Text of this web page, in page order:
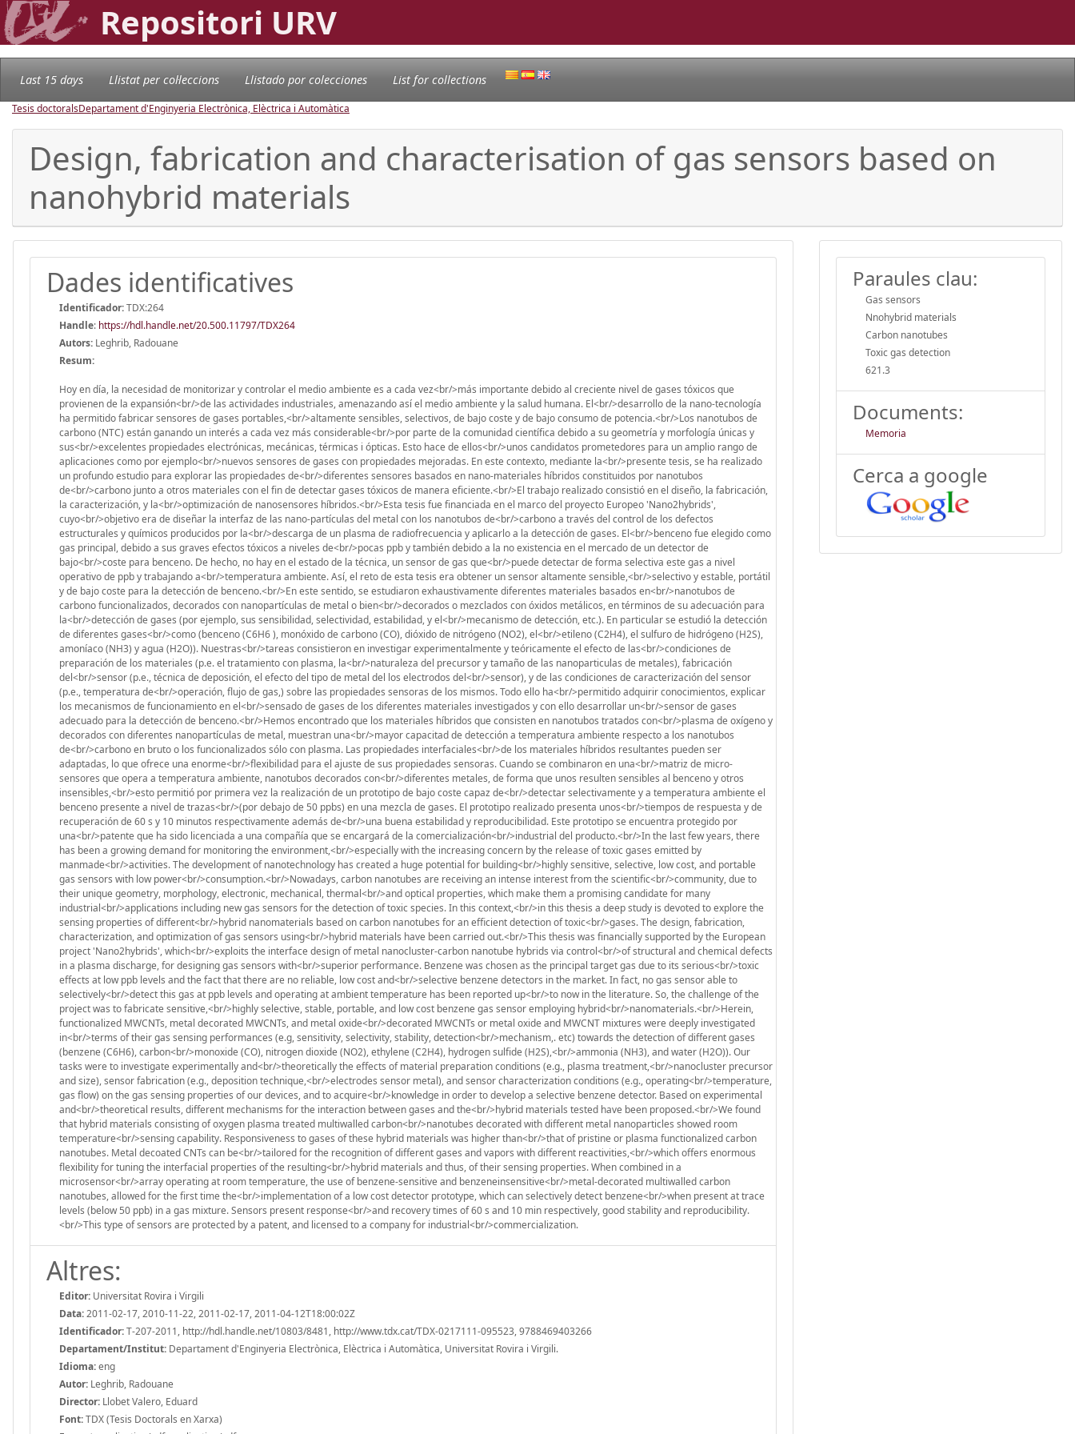
Repositori URV
Last 15 days Llistat per col·leccions Llistado por colecciones List for collections
Tesis doctoralsDepartament d'Enginyeria Electrònica, Elèctrica i Automàtica
Design, fabrication and characterisation of gas sensors based on
nanohybrid materials
Dades identificatives
Identificador:TDX:264
Handle: https://hdl.handle.net/20.500.11797/TDX264
Autors: Leghrib, Radouane
Resum:
Hoy en día, la necesidad de monitorizar y controlar el medio ambiente es a cada vez<br/>más importante debido al creciente nivel de gases tóxicos que
provienen de la expansión<br/>de las actividades industriales, amenazando así el medio ambiente y la salud humana. El<br/>desarrollo de la nano-tecnología
ha permitido fabricar sensores de gases portables,<br/>altamente sensibles, selectivos, de bajo coste y de bajo consumo de potencia.<br/>Los nanotubos de
carbono (NTC) están ganando un interés a cada vez más considerable<br/>por parte de la comunidad científica debido a su geometría y morfología únicas y
sus<br/>excelentes propiedades electrónicas, mecánicas, térmicas i ópticas. Esto hace de ellos<br/>unos candidatos prometedores para un amplio rango de
aplicaciones como por ejemplo<br/>nuevos sensores de gases con propiedades mejoradas. En este contexto, mediante la<br/>presente tesis, se ha realizado
un profundo estudio para explorar las propiedades de<br/>diferentes sensores basados en nano-materiales híbridos constituidos por nanotubos
de<br/>carbono junto a otros materiales con el fin de detectar gases tóxicos de manera eficiente.<br/>El trabajo realizado consistió en el diseño, la fabricación,
la caracterización, y la<br/>optimización de nanosensores híbridos.<br/>Esta tesis fue financiada en el marco del proyecto Europeo 'Nano2hybrids',
cuyo<br/>objetivo era de diseñar la interfaz de las nano-partículas del metal con los nanotubos de<br/>carbono a través del control de los defectos
estructurales y químicos producidos por la<br/>descarga de un plasma de radiofrecuencia y aplicarlo a la detección de gases. El<br/>benceno fue elegido como
gas principal, debido a sus graves efectos tóxicos a niveles de<br/>pocas ppb y también debido a la no existencia en el mercado de un detector de
bajo<br/>coste para benceno. De hecho, no hay en el estado de la técnica, un sensor de gas que<br/>puede detectar de forma selectiva este gas a nivel
operativo de ppb y trabajando a<br/>temperatura ambiente. Así, el reto de esta tesis era obtener un sensor altamente sensible,<br/>selectivo y estable, portátil
y de bajo coste para la detección de benceno.<br/>En este sentido, se estudiaron exhaustivamente diferentes materiales basados en<br/>nanotubos de
carbono funcionalizados, decorados con nanopartículas de metal o bien<br/>decorados o mezclados con óxidos metálicos, en términos de su adecuación para
la<br/>detección de gases (por ejemplo, sus sensibilidad, selectividad, estabilidad, y el<br/>mecanismo de detección, etc.). En particular se estudió la detección
de diferentes gases<br/>como (benceno (C6H6 ), monóxido de carbono (CO), dióxido de nitrógeno (NO2), el<br/>etileno (C2H4), el sulfuro de hidrógeno (H2S),
amoníaco (NH3) y agua (H2O)). Nuestras<br/>tareas consistieron en investigar experimentalmente y teóricamente el efecto de las<br/>condiciones de
preparación de los materiales (p.e. el tratamiento con plasma, la<br/>naturaleza del precursor y tamaño de las nanoparticulas de metales), fabricación
del<br/>sensor (p.e., técnica de deposición, el efecto del tipo de metal del los electrodos del<br/>sensor), y de las condiciones de caracterización del sensor
(p.e., temperatura de<br/>operación, flujo de gas,) sobre las propiedades sensoras de los mismos. Todo ello ha<br/>permitido adquirir conocimientos, explicar
los mecanismos de funcionamiento en el<br/>sensado de gases de los diferentes materiales investigados y con ello desarrollar un<br/>sensor de gases
adecuado para la detección de benceno.<br/>Hemos encontrado que los materiales híbridos que consisten en nanotubos tratados con<br/>plasma de oxígeno y
decorados con diferentes nanopartículas de metal, muestran una<br/>mayor capacitad de detección a temperatura ambiente respecto a los nanotubos
de<br/>carbono en bruto o los funcionalizados sólo con plasma. Las propiedades interfaciales<br/>de los materiales híbridos resultantes pueden ser
adaptadas, lo que ofrece una enorme<br/>flexibilidad para el ajuste de sus propiedades sensoras. Cuando se combinaron en una<br/>matriz de micro-
sensores que opera a temperatura ambiente, nanotubos decorados con<br/>diferentes metales, de forma que unos resulten sensibles al benceno y otros
insensibles,<br/>esto permitió por primera vez la realización de un prototipo de bajo coste capaz de<br/>detectar selectivamente y a temperatura ambiente el
benceno presente a nivel de trazas<br/>(por debajo de 50 ppbs) en una mezcla de gases. El prototipo realizado presenta unos<br/>tiempos de respuesta y de
recuperación de 60 s y 10 minutos respectivamente además de<br/>una buena estabilidad y reproducibilidad. Este prototipo se encuentra protegido por
una<br/>patente que ha sido licenciada a una compañía que se encargará de la comercialización<br/>industrial del producto.<br/>In the last few years, there
has been a growing demand for monitoring the environment,<br/>especially with the increasing concern by the release of toxic gases emitted by
manmade<br/>activities. The development of nanotechnology has created a huge potential for building<br/>highly sensitive, selective, low cost, and portable
gas sensors with low power<br/>consumption.<br/>Nowadays, carbon nanotubes are receiving an intense interest from the scientific<br/>community, due to
their unique geometry, morphology, electronic, mechanical, thermal<br/>and optical properties, which make them a promising candidate for many
industrial<br/>applications including new gas sensors for the detection of toxic species. In this context,<br/>in this thesis a deep study is devoted to explore the
sensing properties of different<br/>hybrid nanomaterials based on carbon nanotubes for an efficient detection of toxic<br/>gases. The design, fabrication,
characterization, and optimization of gas sensors using<br/>hybrid materials have been carried out.<br/>This thesis was financially supported by the European
project 'Nano2hybrids', which<br/>exploits the interface design of metal nanocluster-carbon nanotube hybrids via control<br/>of structural and chemical defects
in a plasma discharge, for designing gas sensors with<br/>superior performance. Benzene was chosen as the principal target gas due to its serious<br/>toxic
effects at low ppb levels and the fact that there are no reliable, low cost and<br/>selective benzene detectors in the market. In fact, no gas sensor able to
selectively<br/>detect this gas at ppb levels and operating at ambient temperature has been reported up<br/>to now in the literature. So, the challenge of the
project was to fabricate sensitive,<br/>highly selective, stable, portable, and low cost benzene gas sensor employing hybrid<br/>nanomaterials.<br/>Herein,
functionalized MWCNTs, metal decorated MWCNTs, and metal oxide<br/>decorated MWCNTs or metal oxide and MWCNT mixtures were deeply investigated
in<br/>terms of their gas sensing performances (e.g, sensitivity, selectivity, stability, detection<br/>mechanism,. etc) towards the detection of different gases
(benzene (C6H6), carbon<br/>monoxide (CO), nitrogen dioxide (NO2), ethylene (C2H4), hydrogen sulfide (H2S),<br/>ammonia (NH3), and water (H2O)). Our
tasks were to investigate experimentally and<br/>theoretically the effects of material preparation conditions (e.g., plasma treatment,<br/>nanocluster precursor
and size), sensor fabrication (e.g., deposition technique,<br/>electrodes sensor metal), and sensor characterization conditions (e.g., operating<br/>temperature,
gas flow) on the gas sensing properties of our devices, and to acquire<br/>knowledge in order to develop a selective benzene detector. Based on experimental
and<br/>theoretical results, different mechanisms for the interaction between gases and the<br/>hybrid materials tested have been proposed.<br/>We found
that hybrid materials consisting of oxygen plasma treated multiwalled carbon<br/>nanotubes decorated with different metal nanoparticles showed room
temperature<br/>sensing capability. Responsiveness to gases of these hybrid materials was higher than<br/>that of pristine or plasma functionalized carbon
nanotubes. Metal decoated CNTs can be<br/>tailored for the recognition of different gases and vapors with different reactivities,<br/>which offers enormous
flexibility for tuning the interfacial properties of the resulting<br/>hybrid materials and thus, of their sensing properties. When combined in a
microsensor<br/>array operating at room temperature, the use of benzene-sensitive and benzeneinsensitive<br/>metal-decorated multiwalled carbon
nanotubes, allowed for the first time the<br/>implementation of a low cost detector prototype, which can selectively detect benzene<br/>when present at trace
levels (below 50 ppb) in a gas mixture. Sensors present response<br/>and recovery times of 60 s and 10 min respectively, good stability and reproducibility.
<br/>This type of sensors are protected by a patent, and licensed to a company for industrial<br/>commercialization.
Altres:
Editor: Universitat Rovira i Virgili
Data:2011-02-17, 2010-11-22, 2011-02-17, 2011-04-12T18:00:02Z
Identificador:T-207-2011, http://hdl.handle.net/10803/8481, http://www.tdx.cat/TDX-0217111-095523, 9788469403266
Departament/Institut: Departament d'Enginyeria Electrònica, Elèctrica i Automàtica, Universitat Rovira i Virgili.
Idioma:eng
Autor: Leghrib, Radouane
Director: Llobet Valero, Eduard
Font:TDX (Tesis Doctorals en Xarxa)
Paraules clau:
Gas sensors
Nnohybrid materials
Carbon nanotubes
Toxic gas detection
621.3
Documents:
Memoria
Cerca a google